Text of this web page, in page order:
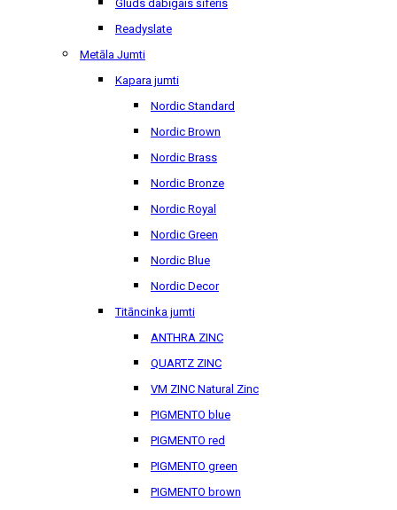
Gluds dabīgais šīferis
Readyslate
Metāla Jumti
Kapara jumti
Nordic Standard
Nordic Brown
Nordic Brass
Nordic Bronze
Nordic Royal
Nordic Green
Nordic Blue
Nordic Decor
Titāncinka jumti
ANTHRA ZINC
QUARTZ ZINC
VM ZINC Natural Zinc
PIGMENTO blue
PIGMENTO red
PIGMENTO green
PIGMENTO brown